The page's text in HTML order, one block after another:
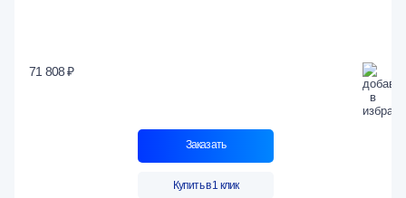
71 808 ₽
Заказать
Купить в 1 клик